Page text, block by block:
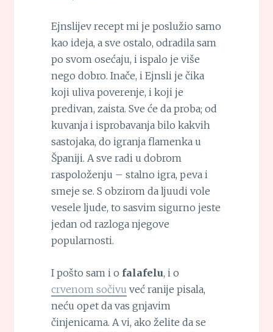
Ejnslijev recept mi je poslužio samo
kao ideja, a sve ostalo, odradila sam
po svom osećaju, i ispalo je više
nego dobro. Inače, i Ejnsli je čika
koji uliva poverenje, i koji je
predivan, zaista. Sve će da proba; od
kuvanja i isprobavanja bilo kakvih
sastojaka, do igranja flamenka u
Španiji. A sve radi u dobrom
raspoloženju – stalno igra, peva i
smeje se. S obzirom da ljuudi vole
vesele ljude, to sasvim sigurno jeste
jedan od razloga njegove
popularnosti.
I pošto sam i o falafelu, i o
crvenom sočivu već ranije pisala,
neću opet da vas gnjavim
činjenicama. A vi, ako želite da se